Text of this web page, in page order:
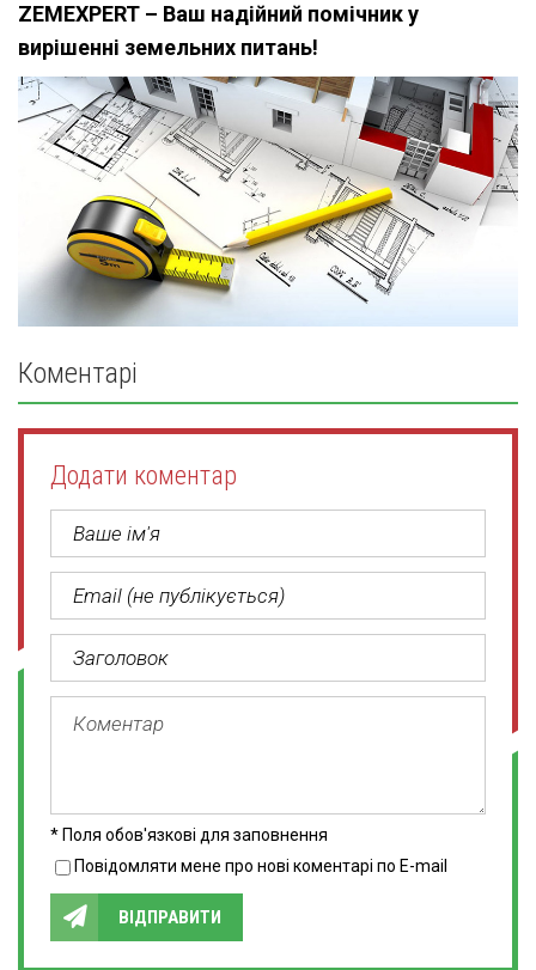
ZEMEXPERT – Ваш надійний помічник у
вирішенні земельних питань!
Коментарі
Додати коментар
* Поля обов'язкові для заповнення
Повідомляти мене про нові коментарі по E-mail
ВІДПРАВИТИ